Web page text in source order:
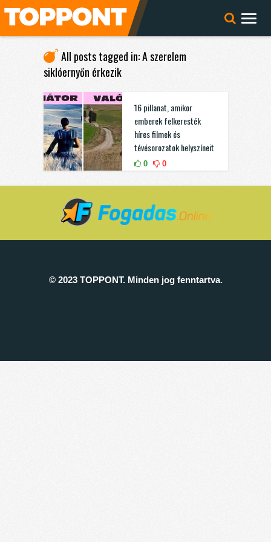
All posts tagged in: A szerelem
siklóernyőn érkezik
16 pillanat, amikor
emberek felkeresték
híres filmek és
tévésorozatok helyszíneit
0 0
© 2023 TOPPONT. Minden jog fenntartva.